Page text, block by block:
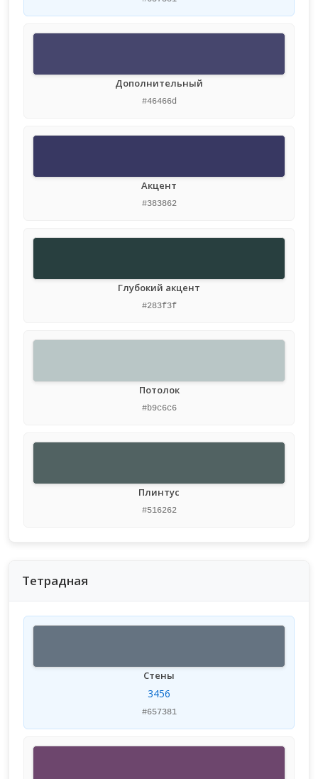
Дополнительный
#46466d
Акцент
#383862
Глубокий акцент
#283f3f
Потолок
#b9c6c6
Плинтус
#516262
Тетрадная
Стены
3456
#657381